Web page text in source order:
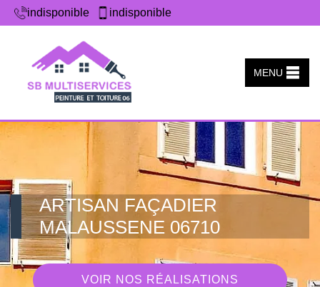
indisponible indisponible
MENU
ARTISAN FAÇADIER
MALAUSSENE 06710
VOIR NOS RÉALISATIONS